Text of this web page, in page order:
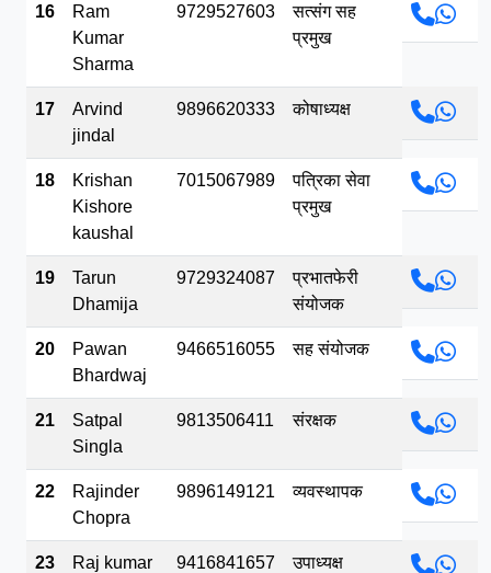
16
Ram
Kumar
Sharma
9729527603
सत्संग सह
प्रमुख
17
Arvind
jindal
9896620333 कोषाध्यक्ष
18
Krishan
Kishore
kaushal
7015067989
पत्रिका सेवा
प्रमुख
19
Tarun
Dhamija
9729324087
प्रभातफेरी
संयोजक
20
Pawan
Bhardwaj
9466516055 सह संयोजक
21
Satpal
Singla
9813506411 संरक्षक
22
Rajinder
Chopra
9896149121 व्यवस्थापक
23 Raj kumar 9416841657 उपाध्यक्ष